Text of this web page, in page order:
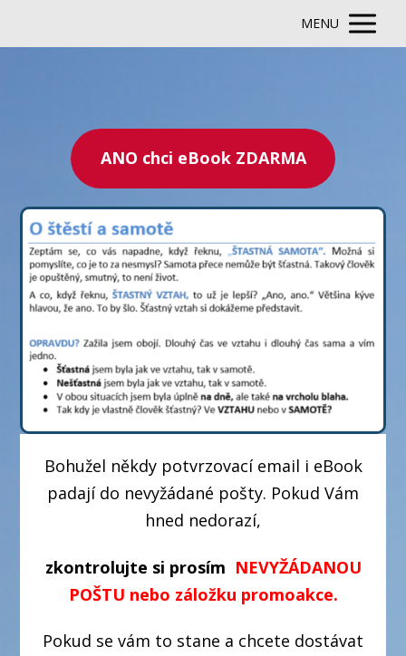
MENU
ANO chci eBook ZDARMA
Bohužel někdy potvrzovací email i eBook
padají do nevyžádané pošty. Pokud Vám
hned nedorazí,
zkontrolujte si prosím NEVYŽÁDANOU
POŠTU nebo záložku promoakce.
Pokud se vám to stane a chcete dostávat